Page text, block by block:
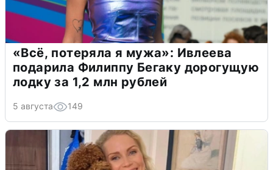
«Всё, потеряла я мужа»: Ивлеева
подарила Филиппу Бегаку дорогущую
лодку за 1,2 млн рублей
5 августа 149